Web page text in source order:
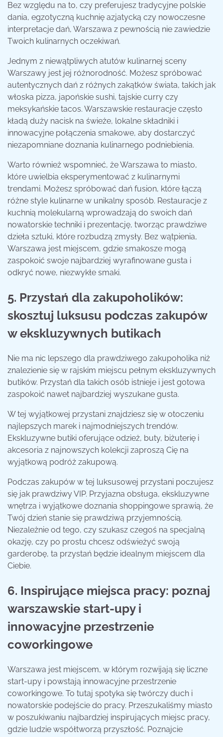
Bez względu na to, czy preferujesz tradycyjne polskie
dania, egzotyczną kuchnię azjatycką czy nowoczesne
interpretacje dań, Warszawa z pewnością nie zawiedzie
Twoich kulinarnych oczekiwań.
Jednym z niewątpliwych atutów kulinarnej sceny
Warszawy jest jej różnorodność. Możesz spróbować
autentycznych dań z różnych zakątków świata, takich jak
włoska pizza, japońskie sushi, tajskie curry czy
meksykańskie tacos. Warszawskie restauracje często
kładą duży nacisk na świeże, lokalne składniki i
innowacyjne połączenia smakowe, aby dostarczyć
niezapomniane doznania kulinarnego podniebienia.
Warto również wspomnieć, że Warszawa to miasto,
które uwielbia eksperymentować z kulinarnymi
trendami. Możesz spróbować dań fusion, które łączą
różne style kulinarne w unikalny sposób. Restauracje z
kuchnią molekularną wprowadzają do swoich dań
nowatorskie techniki i prezentację, tworząc prawdziwe
dzieła sztuki, które rozbudzą zmysły. Bez wątpienia,
Warszawa jest miejscem, gdzie smakosze mogą
zaspokoić swoje najbardziej wyrafinowane gusta i
odkryć nowe, niezwykłe smaki.
5. Przystań dla zakupoholików:
skosztuj luksusu podczas zakupów
w ekskluzywnych butikach
Nie ma nic lepszego dla prawdziwego zakupoholika niż
znalezienie się w rajskim miejscu pełnym ekskluzywnych
butików. Przystań dla takich osób istnieje i jest gotowa
zaspokoić nawet najbardziej wyszukane gusta.
W tej wyjątkowej przystani znajdziesz się w otoczeniu
najlepszych marek i najmodniejszych trendów.
Ekskluzywne butiki oferujące odzież, buty, biżuterię i
akcesoria z najnowszych kolekcji zaproszą Cię na
wyjątkową podróż zakupową.
Podczas zakupów w tej luksusowej przystani poczujesz
się jak prawdziwy VIP. Przyjazna obsługa, ekskluzywne
wnętrza i wyjątkowe doznania shoppingowe sprawią, że
Twój dzień stanie się prawdziwą przyjemnością.
Niezależnie od tego, czy szukasz czegoś na specjalną
okazję, czy po prostu chcesz odświeżyć swoją
garderobę, ta przystań będzie idealnym miejscem dla
Ciebie.
6. Inspirujące miejsca pracy: poznaj
warszawskie start-upy i
innowacyjne przestrzenie
coworkingowe
Warszawa jest miejscem, w którym rozwijają się liczne
start-upy i powstają innowacyjne przestrzenie
coworkingowe. To tutaj spotyka się twórczy duch i
nowatorskie podejście do pracy. Przeszukaliśmy miasto
w poszukiwaniu najbardziej inspirujących miejsc pracy,
gdzie ludzie współtworzą przyszłość. Poznajcie